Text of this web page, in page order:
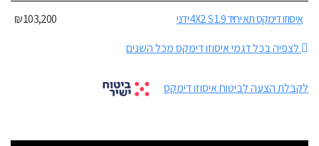
איסוזו דימקס תא יחיד 1.9 4X2 S ידני
103,200 ₪
לצפיה בכל דגמי איסוזו דימקס מכל השנים
לקבלת הצעה לביטוח איסוזו דימקס